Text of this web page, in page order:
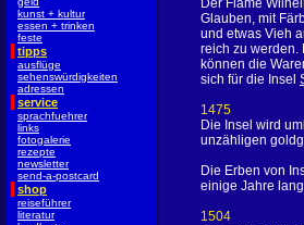
kunst + kultur
essen + trinken
feste
tipps
ausflüge
sehenswürdigkeiten
adressen
service
sprachfuehrer
links
fotogalerie
rezepte
newsletter
send-a-postcard
shop
reiseführer
literatur
Der Flame
Glauben, mit
und etwas Vieh
reich zu werden.
können die
sich für die Insel
1475
Die Insel wird
unzähligen
Die Erben von
einige Jahre
1504